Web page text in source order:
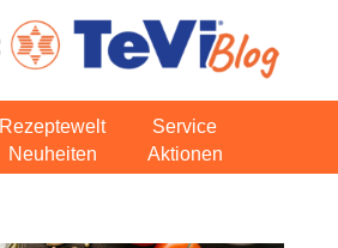
Rezeptewelt
Service
Neuheiten Aktionen